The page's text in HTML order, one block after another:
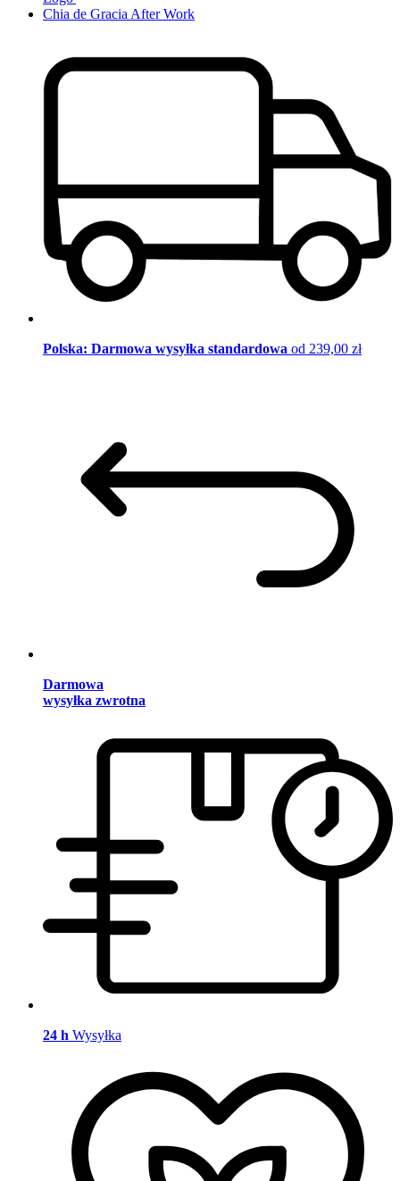
Chia de Gracia After Work
Polska: Darmowa wysyłka standardowa od 239,00 zł
Darmowa
wysyłka zwrotna
24 h Wysyłka